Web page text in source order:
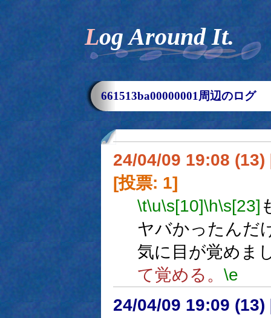
Log Around It.
661513ba00000001周辺のログ
24/04/09 19:08 (13)
[投票: 1]
\t\u\s[10]\h\s[23]
ヤバかったんだ
気に目が覚めま
て覚める。 \e
24/04/09 19:09 (13)